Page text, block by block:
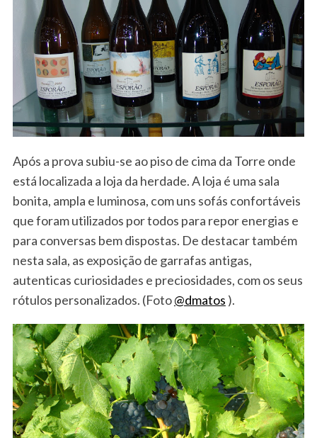
Após a prova subiu-se ao piso de cima da Torre onde
está localizada a loja da herdade. A loja é uma sala
bonita, ampla e luminosa, com uns sofás confortáveis
que foram utilizados por todos para repor energias e
para conversas bem dispostas. De destacar também
nesta sala, as exposição de garrafas antigas,
autenticas curiosidades e preciosidades, com os seus
rótulos personalizados. (Foto@dmatos ).